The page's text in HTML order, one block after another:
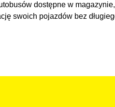
dostępne w
swoich pojazdów bez